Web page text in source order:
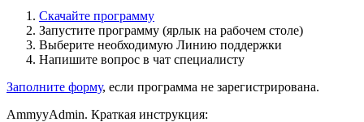
Скачайте программу
Запустите программу (ярлык на рабочем столе)
Выберите необходимую Линию поддержки
Напишите вопрос в чат специалисту
Заполните форму, если программа не зарегистрирована.
AmmyyAdmin. Краткая инструкция: